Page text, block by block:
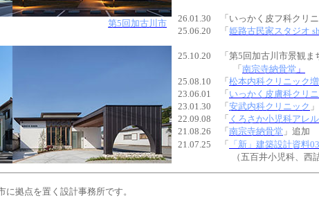
26.01.30 「いっかく皮フ科クリニ
25.06.20 「 姫路古民家スタジオ
25.10.20 「 第5回加古川市景観ま
「 南宗寺納骨堂 」
25.08.10 「 松本内科クリニック
23.06.01 「 いっかく皮膚科クリニ
23.01.30 「 安武内科クリニック
22.09.08 「 くろさか小児科アレ
21.08.26 「 南宗寺納骨堂 」追加
21.07.25 「 「新」建築設計資料03
（五百井小児科、西詰
第5回加古川市
拠点を置く設計事務所です。